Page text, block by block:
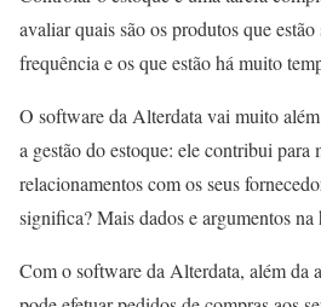
avaliar quais são os produtos que
frequência e os que estão há muito
O software da Alterdata vai muito
a gestão do estoque: ele contribui para
relacionamentos com os seus
significa? Mais dados e argumentos
Com o software da Alterdata, além da